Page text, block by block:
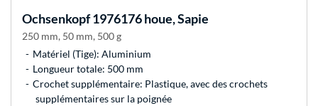
Ochsenkopf1976176 houe, Sapie
250 mm, 50 mm, 500 g
Matériel (Tige): Aluminium
Longueur totale: 500 mm
Crochet supplémentaire: Plastique, avec des crochets
supplémentaires sur la poignée